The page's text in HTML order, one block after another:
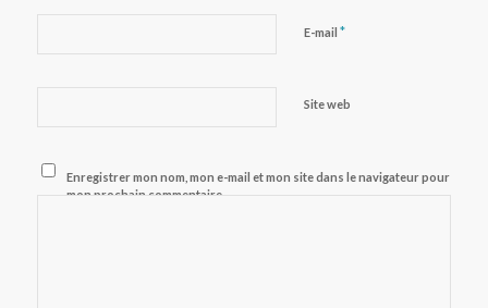
E-mail *
Site web
Enregistrer mon nom, mon e-mail et mon site dans le navigateur pour
mon prochain commentaire.